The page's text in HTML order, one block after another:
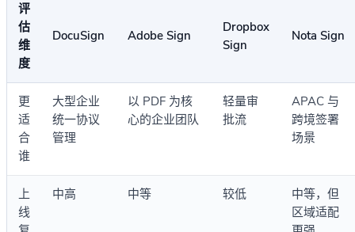
评
估
维
度
DocuSign Adobe Sign
Dropbox
Sign
Nota Sign
更
适
合
谁
大型企业
统一协议
管理
以 PDF 为核
心的企业团队
轻量审
批流
APAC 与
跨境签署
场景
上
线
中高 中等 较低
中等，但
区域适配